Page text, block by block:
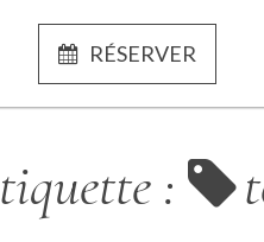
:
RÉSERVER